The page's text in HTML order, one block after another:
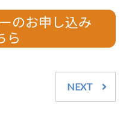
のお申し込み
ら
NEXT